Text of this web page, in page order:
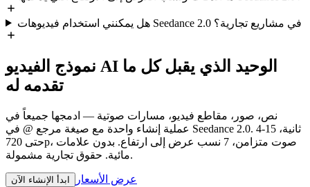
هل يمكنني استخدام فيديوهات Seedance 2.0 في مشاريع تجارية؟
نموذج الفيديو AI الوحيد الذي يقبل كل ما
تقدمه له
نص، صور، مقاطع فيديو، مسارات صوتية — ادمجها جميعاً في
عملية إنشاء واحدة مع صيغة مرجع @ في Seedance 2.0. 4-15 ثانية،
حتى 720p، صوت متزامن، 7 نسب عرض إلى ارتفاع. بدون علامات
مائية. حقوق تجارية مشمولة.
ابدأ الإنشاء الآن
عرض الأسعار